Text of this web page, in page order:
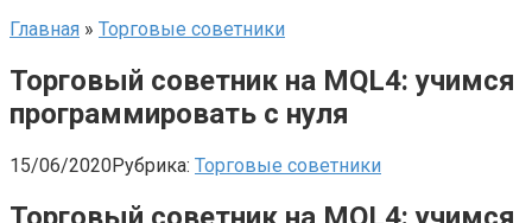
Главная » Торговые советники
Торговый советник на MQL4: учимся
программировать с нуля
15/06/2020Рубрика: Торговые советники